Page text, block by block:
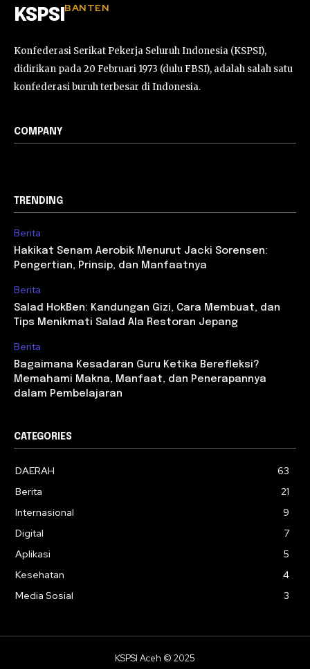
KSPSI BANTEN
Konfederasi Serikat Pekerja Seluruh Indonesia (KSPSI),
didirikan pada 20 Februari 1973 (dulu FBSI), adalah salah satu
konfederasi buruh terbesar di Indonesia.
COMPANY
TRENDING
Berita
Hakikat Senam Aerobik Menurut Jacki Sorensen:
Pengertian, Prinsip, dan Manfaatnya
Berita
Salad HokBen: Kandungan Gizi, Cara Membuat, dan
Tips Menikmati Salad Ala Restoran Jepang
Berita
Bagaimana Kesadaran Guru Ketika Berefleksi?
Memahami Makna, Manfaat, dan Penerapannya
dalam Pembelajaran
CATEGORIES
DAERAH
63
Berita
21
Internasional
9
Digital
7
Aplikasi
5
Kesehatan
4
Media Sosial
3
KSPSI Aceh © 2025